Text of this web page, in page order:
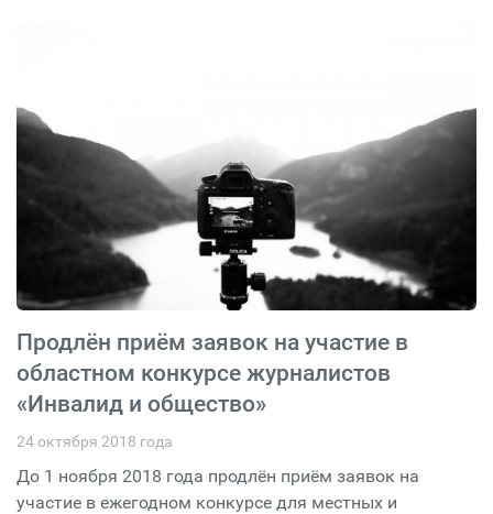
Продлён приём заявок на участие в
областном конкурсе журналистов
«Инвалид и общество»
24 октября 2018 года
До 1 ноября 2018 года продлён приём заявок на
участие в ежегодном конкурсе для местных и